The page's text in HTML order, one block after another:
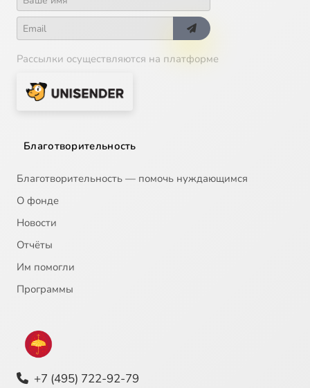
Рассылки осуществляются на платформе
Благотворительность
Благотворительность — помочь нуждающимся
О фонде
Новости
Отчёты
Им помогли
Программы
+7 (495) 722-92-79